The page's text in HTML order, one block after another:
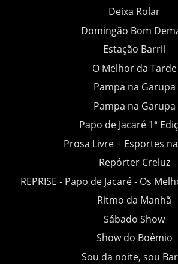
Deixa Rolar
Domingão Bom
Estação Barril
O Melhor da Tarde
Pampa na Garupa
Pampa na Garupa
Papo de Jacaré 1ª
Prosa Livre + Esportes
Repórter Creluz
REPRISE - Papo de Jacaré - Os
Ritmo da Manhã
Sábado Show
Show do Boêmio
Sou da noite, sou